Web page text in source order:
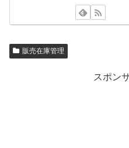
販売在庫管理
スポン